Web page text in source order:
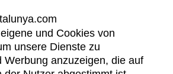
und Cookies von
unsere Dienste zu
Werbung anzuzeigen, die auf